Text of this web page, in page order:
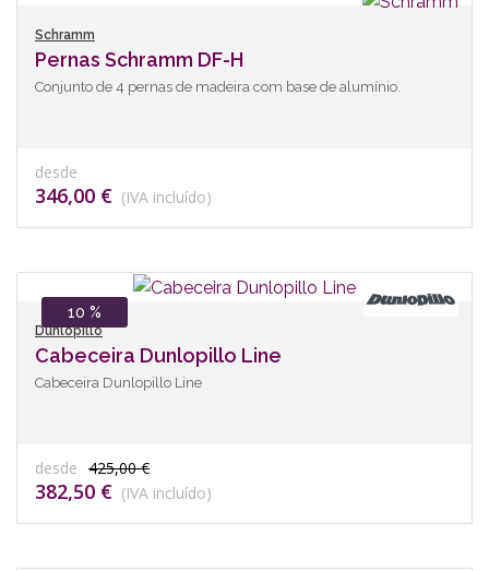
Schramm
Pernas Schramm DF-H
Conjunto de 4 pernas de madeira com base de alumínio.
desde
346,00 € (IVA incluído)
10 %
Dunlopillo
Cabeceira Dunlopillo Line
Cabeceira Dunlopillo Line
desde 425,00 €
382,50 € (IVA incluído)